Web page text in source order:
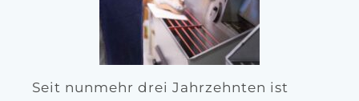
Seit nunmehr drei Jahrzehnten ist